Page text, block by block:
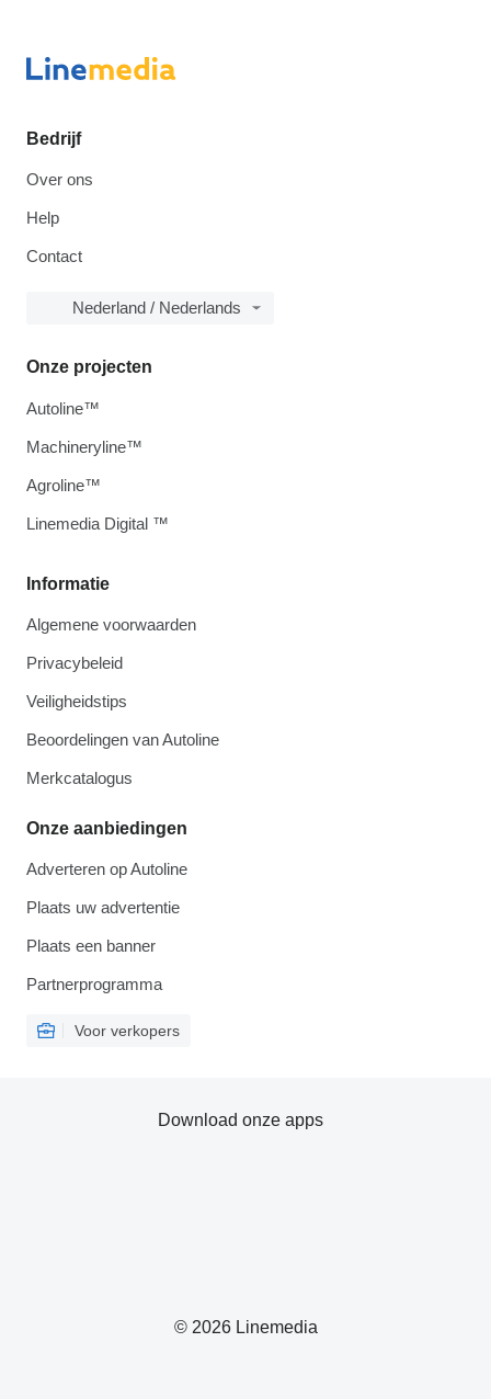
Bedrijf
Over ons
Help
Contact
Nederland / Nederlands
Informatie
Algemene voorwaarden
Privacybeleid
Veiligheidstips
Beoordelingen van Autoline
Merkcatalogus
Onze aanbiedingen
Adverteren op Autoline
Plaats uw advertentie
Plaats een banner
Partnerprogramma
Voor verkopers
Onze projecten
Autoline™
Machineryline™
Agroline™
Linemedia Digital ™
© 2026 Linemedia
Download onze apps